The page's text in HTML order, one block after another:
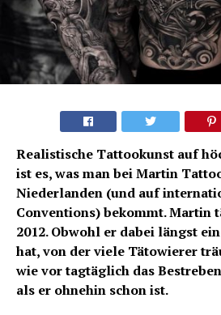
Realistische Tattookunst auf
ist es, was man bei Martin
Niederlanden (und auf
Conventions) bekommt. Martin
2012. Obwohl er dabei längst
hat, von der viele Tätowierer
wie vor tagtäglich das
als er ohnehin schon ist.